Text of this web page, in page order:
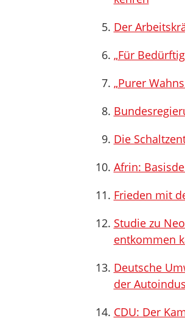
Der
„Für
„Purer
Die
Afrin:
Frieden mit
Studie zu
entkommen
Deutsche
der
CDU: Der